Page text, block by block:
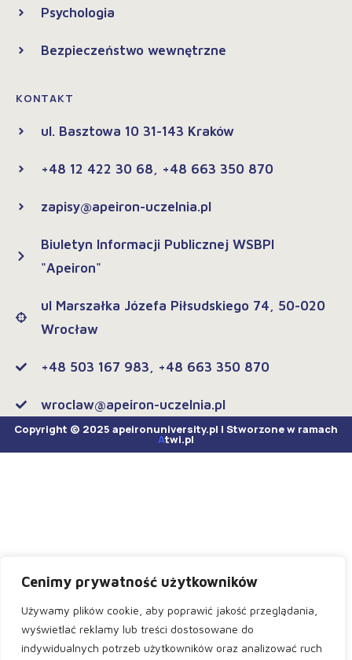
Cenimy prywatność użytkowników
Używamy plików cookie, aby poprawić jakość przeglądania,
wyświetlać reklamy lub treści dostosowane do
indywidualnych potrzeb użytkowników oraz analizować ruch
Psychologia
Bezpieczeństwo wewnętrzne
KONTAKT
ul. Basztowa 10 31-143 Kraków
+48 12 422 30 68, +48 663 350 870
zapisy@apeiron-uczelnia.pl
Biuletyn Informacji Publicznej WSBPI
"Apeiron"
ul Marszałka Józefa Piłsudskiego 74, 50-020
Wrocław
+48 503 167 983, +48 663 350 870
wroclaw@apeiron-uczelnia.pl
Copyright © 2025 apeironuniversity.pl | Stworzone w ramach
Atwi.pl